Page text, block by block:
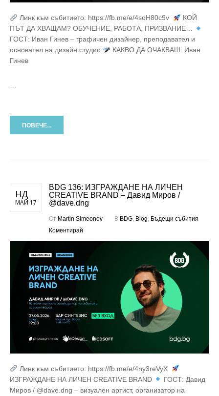
Линк към събитието: https://fb.me/e/4soH80c9v
КОЙ
ПЪТ ДА ХВАЩАМ? ОБУЧЕНИЕ, РАБОТА, ПРИЗВАНИЕ…
ГОСТ: Иван Гинев – графичен дизайнер, преподавател и
основател на дизайн студио
КАКВО ДА ОЧАКВАШ: Иван
Гинев
…
ПОВЕЧЕ...
НД
МАЙ 17
BDG 136: ИЗГРАЖДАНЕ НА ЛИЧЕН
CREATIVE BRAND – Давид Миров /
@dave.dng
От Martin Simeonov В BDG, Blog, Бъдещи събития
Коментирай
Линк към събитието: https://fb.me/e/4ny3reVyX
ИЗГРАЖДАНЕ НА ЛИЧЕН CREATIVE BRAND
ГОСТ: Давид
Миров / @dave.dng – визуален артист, организатор на